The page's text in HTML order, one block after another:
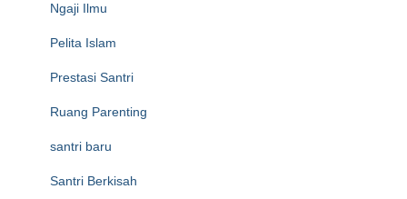
Ngaji Ilmu
Pelita Islam
Prestasi Santri
Ruang Parenting
santri baru
Santri Berkisah